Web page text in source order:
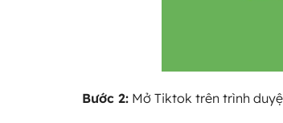
Bước 2: Mở Tiktok trên trình